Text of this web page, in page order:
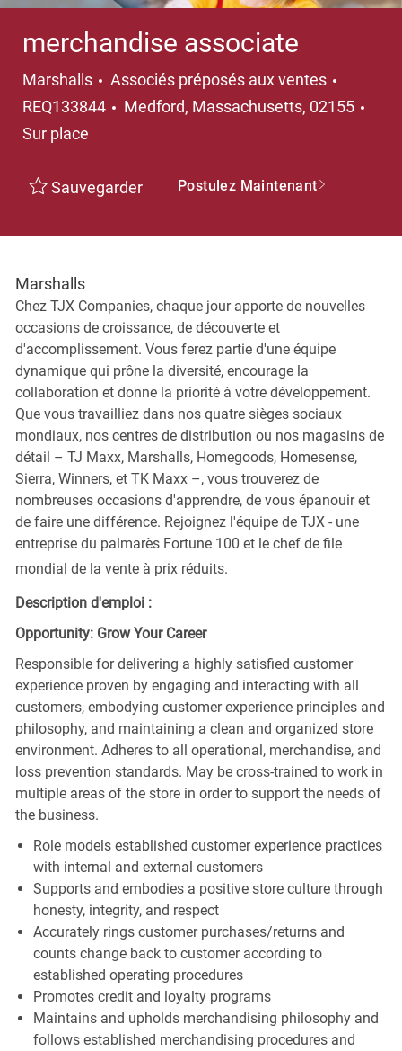
merchandise associate
Marshalls Catégorie
Associés préposés aux ventes
REQ133844
Emplacement
Medford, Massachusetts, 02155
Sur place
Sauvegarder Postulez Maintenant
Marshalls
Chez TJX Companies, chaque jour apporte de nouvelles
occasions de croissance, de découverte et
d'accomplissement. Vous ferez partie d'une équipe
dynamique qui prône la diversité, encourage la
collaboration et donne la priorité à votre développement.
Que vous travailliez dans nos quatre sièges sociaux
mondiaux, nos centres de distribution ou nos magasins de
détail – TJ Maxx, Marshalls, Homegoods, Homesense,
Sierra, Winners, et TK Maxx –, vous trouverez de
nombreuses occasions d'apprendre, de vous épanouir et
de faire une différence. Rejoignez l'équipe de TJX - une
entreprise du palmarès Fortune 100 et le chef de file
mondial de la vente à prix réduits.
Description d'emploi :
Opportunity: Grow Your Career
Responsible for delivering a highly satisfied customer
experience proven by engaging and interacting with all
customers, embodying customer experience principles and
philosophy, and maintaining a clean and organized store
environment. Adheres to all operational, merchandise, and
loss prevention standards. May be cross-trained to work in
multiple areas of the store in order to support the needs of
the business.
Role models established customer experience practices
with internal and external customers
Supports and embodies a positive store culture through
honesty, integrity, and respect
Accurately rings customer purchases/returns and
counts change back to customer according to
established operating procedures
Promotes credit and loyalty programs
Maintains and upholds merchandising philosophy and
follows established merchandising procedures and